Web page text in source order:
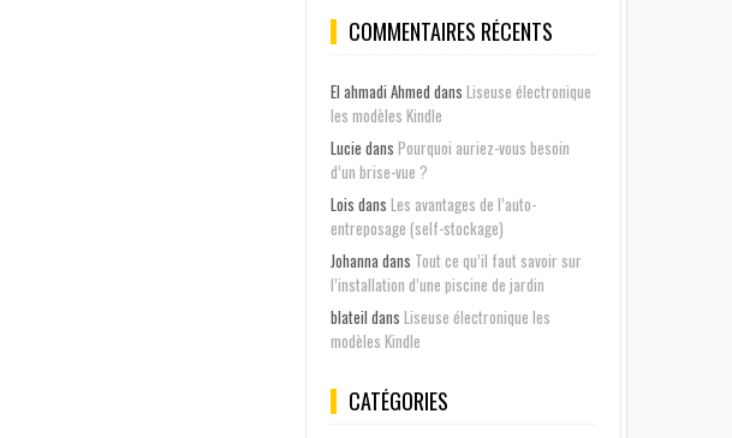
COMMENTAIRES RÉCENTS
El ahmadi Ahmed dans Liseuse électronique
les modèles Kindle
Lucie dans Pourquoi auriez-vous besoin
d’un brise-vue ?
Lois dans Les avantages de l’auto-
entreposage (self-stockage)
Johannadans Tout ce qu’il faut savoir sur
l’installation d’une piscine de jardin
blateil dans Liseuse électronique les
modèles Kindle
CATÉGORIES